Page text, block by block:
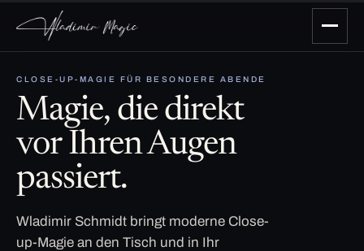
CLOSE-UP-MAGIE FÜR BESONDERE ABENDE
Magie, die direkt
vor Ihren Augen
passiert.
Wladimir Schmidt bringt moderne Close-
up-Magie an den Tisch und in Ihr